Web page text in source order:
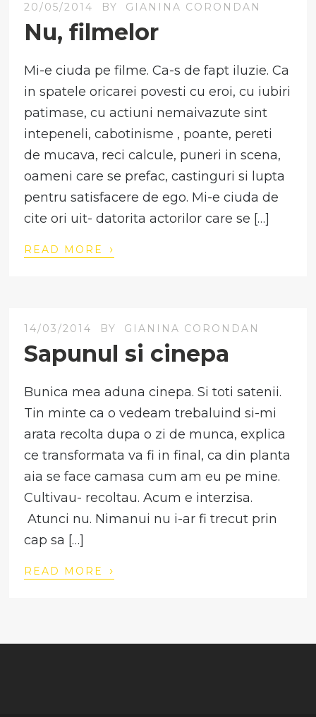
20/05/2014 BY GIANINA CORONDAN
Nu, filmelor
Mi-e ciuda pe filme. Ca-s de fapt iluzie. Ca
in spatele oricarei povesti cu eroi, cu iubiri
patimase, cu actiuni nemaivazute sint
intepeneli, cabotinisme , poante, pereti
de mucava, reci calcule, puneri in scena,
oameni care se prefac, castinguri si lupta
pentru satisfacere de ego. Mi-e ciuda de
cite ori uit- datorita actorilor care se […]
READ MORE ›
14/03/2014 BY GIANINA CORONDAN
Sapunul si cinepa
Bunica mea aduna cinepa. Si toti satenii.
Tin minte ca o vedeam trebaluind si-mi
arata recolta dupa o zi de munca, explica
ce transformata va fi in final, ca din planta
aia se face camasa cum am eu pe mine.
Cultivau- recoltau. Acum e interzisa.
Atunci nu. Nimanui nu i-ar fi trecut prin
cap sa […]
READ MORE ›